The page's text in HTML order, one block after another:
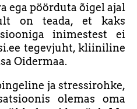
ega pöörduta õigel ajal
on teada, et kaks
inimestest ei
tegevjuht, kliiniline
Oidermaa.
ja stressirohke,
olemas oma